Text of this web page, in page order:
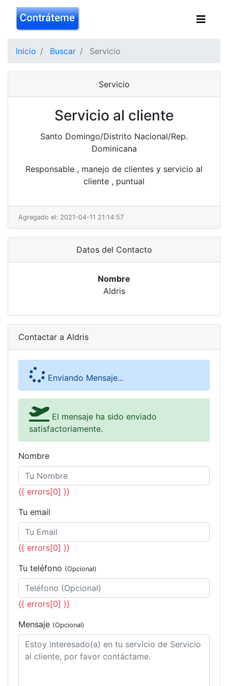
Inicio Buscar Servicio
Servicio
Servicio al cliente
Santo Domingo/Distrito Nacional/Rep.
Dominicana
Responsable , manejo de clientes y servicio al
cliente , puntual
Agregado el: 2021-04-11 21:14:57
Datos del Contacto
Nombre
Aldris
Contactar a Aldris
Enviando Mensaje...
El mensaje ha sido enviado
satisfactoriamente.
Nombre
{{ errors[0] }}
Tu email
{{ errors[0] }}
Tu teléfono (Opcional)
{{ errors[0] }}
Mensaje (Opcional)